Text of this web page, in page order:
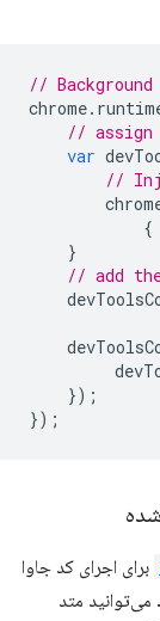
//
chrome.
// assign
var
//
{
}
// add
});
});
برای اجرای کد جاوا
متد